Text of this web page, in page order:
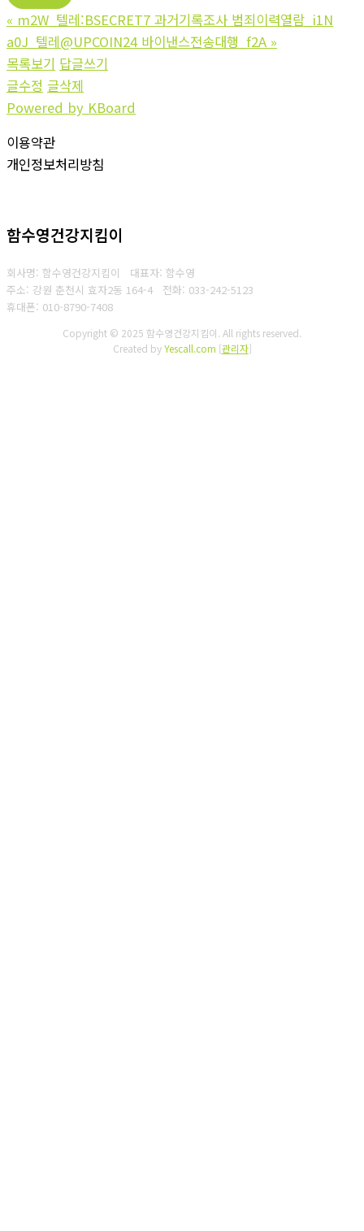
« m2W_텔레:BSECRET7 과거기록조사 범죄이력열람_i1N
a0J_텔레@UPCOIN24 바이낸스전송대행_f2A »
목록보기 답글쓰기
글수정 글삭제
Powered by KBoard
이용약관
개인정보처리방침
함수영건강지킴이
회사명: 함수영건강지킴이 대표자: 함수영
주소: 강원 춘천시 효자2동 164-4 전화: 033-242-5123
휴대폰: 010-8790-7408
Copyright © 2025 함수영건강지킴이. All rights reserved.
Created byYescall.com [관리자]